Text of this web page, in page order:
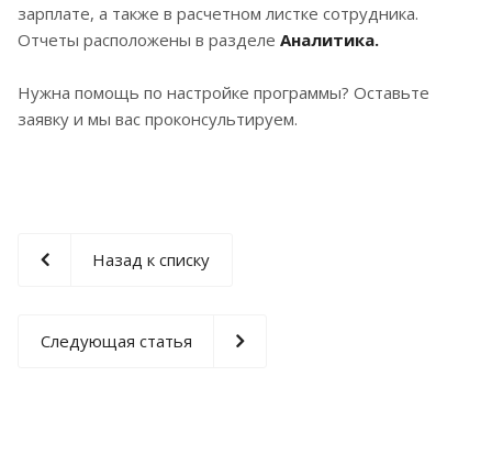
зарплате, а также в расчетном листке сотрудника.
Отчеты расположены в разделе Аналитика.
Нужна помощь по настройке программы? Оставьте
заявку и мы вас проконсультируем.
Назад к списку
Следующая статья